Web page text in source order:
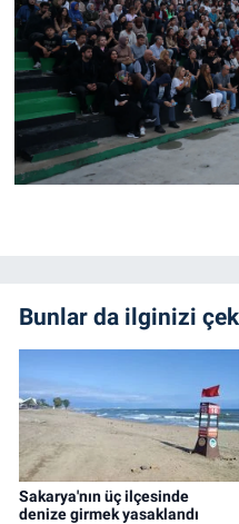
Bunlar da ilginizi
Sakarya'nın üç ilçesinde
denize girmek yasaklandı